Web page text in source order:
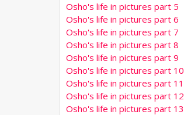
Osho's life in pictures part 5
Osho's life in pictures part 6
Osho's life in pictures part 7
Osho's life in pictures part 8
Osho's life in pictures part 9
Osho's life in pictures part 10
Osho's life in pictures part 11
Osho's life in pictures part 12
Osho's life in pictures part 13